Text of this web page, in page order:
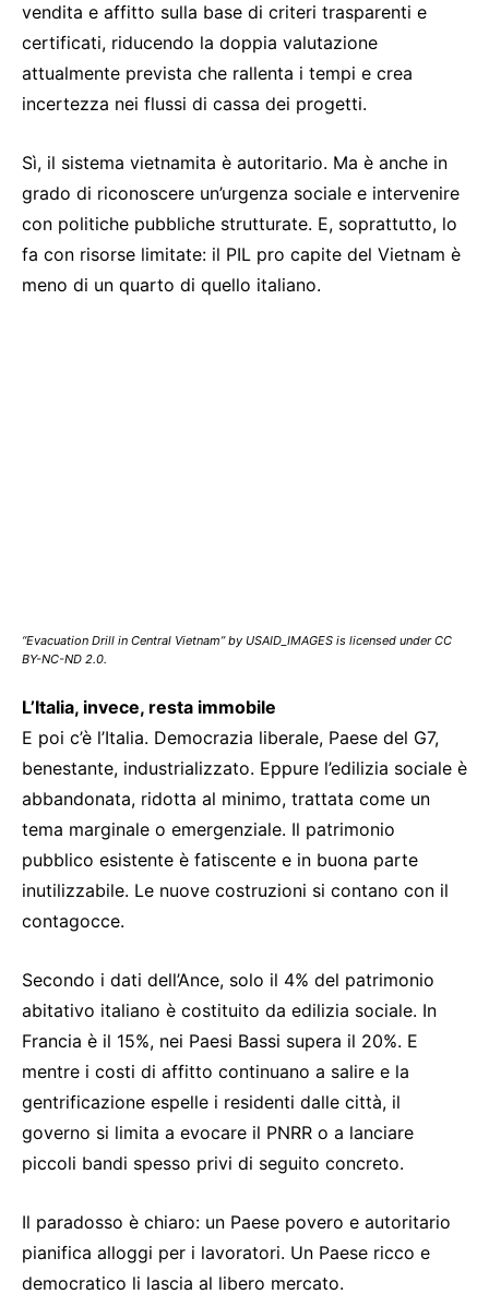
vendita e affitto sulla base di criteri trasparenti e
certificati, riducendo la doppia valutazione
attualmente prevista che rallenta i tempi e crea
incertezza nei flussi di cassa dei progetti.
Sì, il sistema vietnamita è autoritario. Ma è anche in
grado di riconoscere un’urgenza sociale e intervenire
con politiche pubbliche strutturate. E, soprattutto, lo
fa con risorse limitate: il PIL pro capite del Vietnam è
meno di un quarto di quello italiano.
“Evacuation Drill in Central Vietnam” by USAID_IMAGES is licensed under CC
BY-NC-ND 2.0.
L’Italia, invece, resta immobile
E poi c’è l’Italia. Democrazia liberale, Paese del G7,
benestante, industrializzato. Eppure l’edilizia sociale è
abbandonata, ridotta al minimo, trattata come un
tema marginale o emergenziale. Il patrimonio
pubblico esistente è fatiscente e in buona parte
inutilizzabile. Le nuove costruzioni si contano con il
contagocce.
Secondo i dati dell’Ance, solo il 4% del patrimonio
abitativo italiano è costituito da edilizia sociale. In
Francia è il 15%, nei Paesi Bassi supera il 20%. E
mentre i costi di affitto continuano a salire e la
gentrificazione espelle i residenti dalle città, il
governo si limita a evocare il PNRR o a lanciare
piccoli bandi spesso privi di seguito concreto.
Il paradosso è chiaro: un Paese povero e autoritario
pianifica alloggi per i lavoratori. Un Paese ricco e
democratico li lascia al libero mercato.